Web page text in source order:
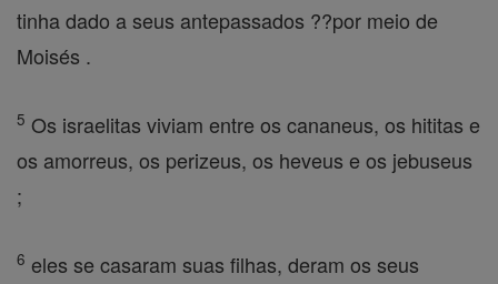
tinha dado a seus antepassados ??por meio de
Moisés .
5 Os israelitas viviam entre os cananeus, os hititas e
os amorreus, os perizeus, os heveus e os jebuseus
;
6 eles se casaram suas filhas, deram os seus